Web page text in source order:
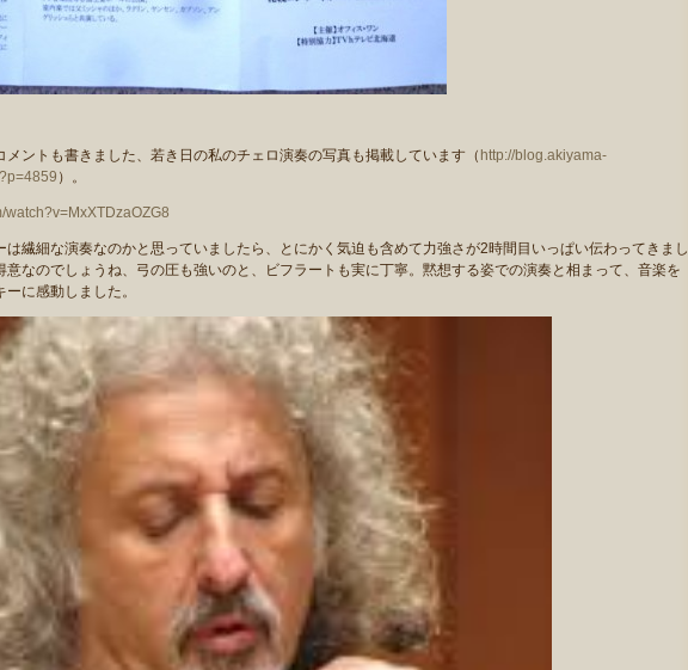
ントも書きました、若き日の私のチェロ演奏の写真も掲載しています（ http://blog.akiyama-
）。
watch?v=MxXTDzaOZG8
繊細な演奏なのかと思っていましたら、とにかく気迫も含めて力強さが2時間目いっぱい伝わってきまし
意なのでしょうね、弓の圧も強いのと、ビフラートも実に丁寧。黙想する姿での演奏と相まって、音楽を
に感動しました。